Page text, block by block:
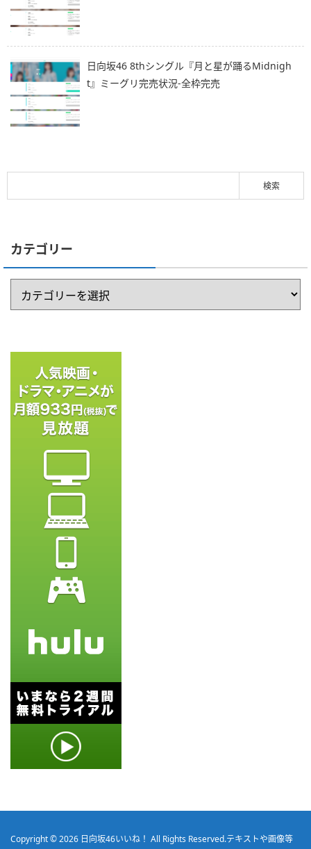
日向坂46 8thシングル『月と星が踊るMidnigh
t』ミーグリ完売状況-全枠完売
カテゴリー
Copyright © 2026 日向坂46いいね！ All Rights Reserved.テキストや画像等